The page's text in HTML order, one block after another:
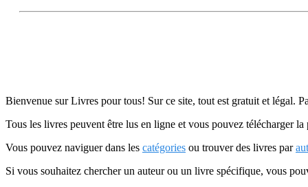
Bienvenue sur Livres pour tous! Sur ce site, tout est gratuit et légal.
Tous les livres peuvent être lus en ligne et vous pouvez télécharger
Vous pouvez naviguer dans les catégories ou trouver des livres par
Si vous souhaitez chercher un auteur ou un livre spécifique, vous